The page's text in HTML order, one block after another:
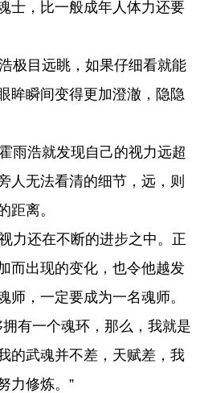
士，比一般成年人体力还要
极目远眺，如果仔细看就能
眸瞬间变得更加澄澈，隐隐
雨浩就发现自己的视力远超
人无法看清的细节，远，则
距离。
力还在不断的进步之中。正
而出现的变化，也令他越发
师，一定要成为一名魂师。
有一个魂环，那么，我就是
的武魂并不差，天赋差，我
力修炼。”